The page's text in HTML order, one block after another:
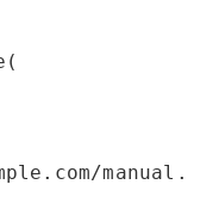
manual.